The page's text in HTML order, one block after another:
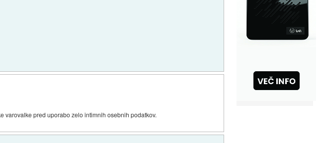
varovalke pred uporabo zelo intimnih osebnih podatkov.